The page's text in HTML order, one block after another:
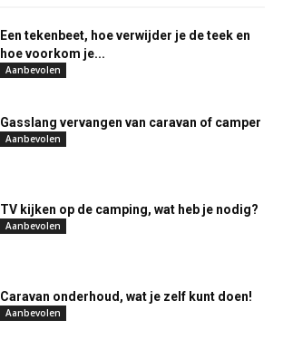
Een tekenbeet, hoe verwijder je de teek en
hoe voorkom je...
Aanbevolen
Gasslang vervangen van caravan of camper
Aanbevolen
TV kijken op de camping, wat heb je nodig?
Aanbevolen
Caravan onderhoud, wat je zelf kunt doen!
Aanbevolen